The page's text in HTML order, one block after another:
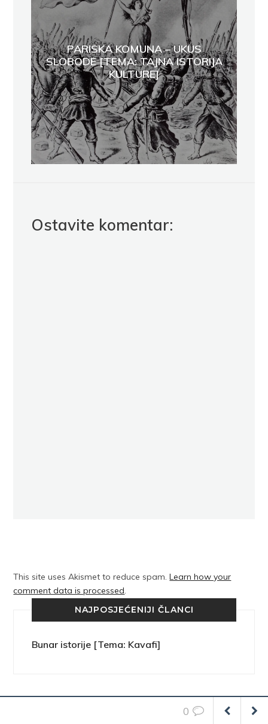
PARISKA KOMUNA – UKUS
SLOBODE [TEMA: TAJNA ISTORIJA
KULTURE]
Ostavite komentar:
This site uses Akismet to reduce spam.Learn how your
comment data is processed.
NAJPOSJEĆENIJI ČLANCI
Bunar istorije [Tema: Kavafi]
FENOMEN TRENUTKA0